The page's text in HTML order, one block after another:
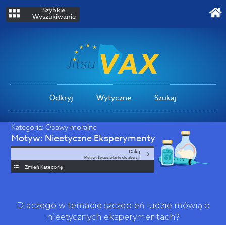
Szybkie
Wyszukiwanie
Odkryj Wytyczne Szukaj
Kategoria:Obawy moralne
Motyw: Nieetyczne Eksperymenty
Dalej
Motyw: Sprzeciwianie się aborcji
Zmień Kategorię
Dlaczego w temacie szczepień ludzie mówią o
nieetycznych eksperymentach?